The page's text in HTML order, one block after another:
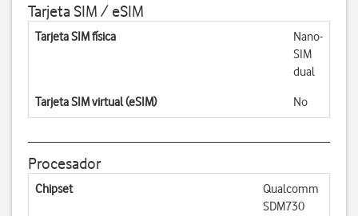
Tarjeta SIM / eSIM
Tarjeta SIM física
Nano-
SIM
dual
Tarjeta SIM virtual (eSIM) No
Procesador
Chipset
Qualcomm
SDM730